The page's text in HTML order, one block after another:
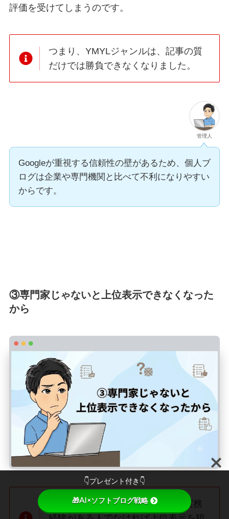
評価を受けてしまうのです。
つまり、YMYLジャンルは、記事の質
だけでは勝負できなくなりました。
管理人
Googleが重視する信頼性の壁があるため、個人ブ
ログは企業や専門機関と比べて不利になりやすい
からです。
③専門家じゃないと上位表示できなくなった
から
YMYLジャンルでは、専門知識や実務
👇プレゼント付き👇
🎁AI×ソフトブログ戦略